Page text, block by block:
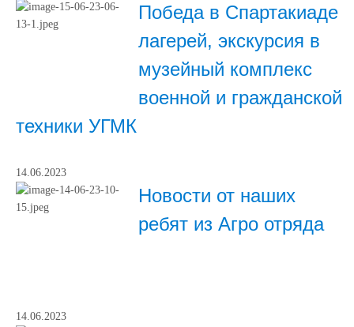
Победа в Спартакиаде
лагерей, экскурсия в
музейный комплекс
военной и гражданской
техники УГМК
14.06.2023
Новости от наших
ребят из Агро отряда
14.06.2023